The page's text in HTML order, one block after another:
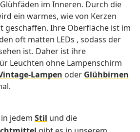
Glühfäden im Inneren. Durch die
ein warmes, wie von Kerzen
geschaffen. Ihre Oberfläche ist im
oft matten LEDs , sodass der
ist. Daher ist ihre
Leuchten ohne Lampenschirm
Lampen oder Glühbirnen
jedem Stil und die